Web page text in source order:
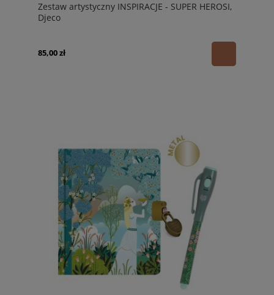
Zestaw artystyczny INSPIRACJE - SUPER HEROSI,
Djeco
85,00 zł